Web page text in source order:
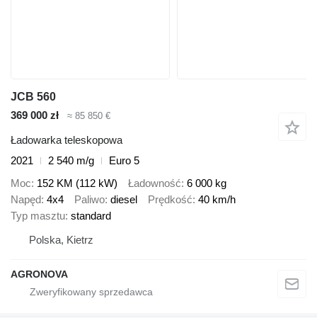
JCB 560
369 000 zł
≈ 85 850 €
Ładowarka teleskopowa
2021
2 540 m/g
Euro 5
Moc 152 KM (112 kW) Ładowność 6 000 kg
Napęd 4x4 Paliwo diesel Prędkość 40 km/h
Typ masztu standard
Polska, Kietrz
AGRONOVA